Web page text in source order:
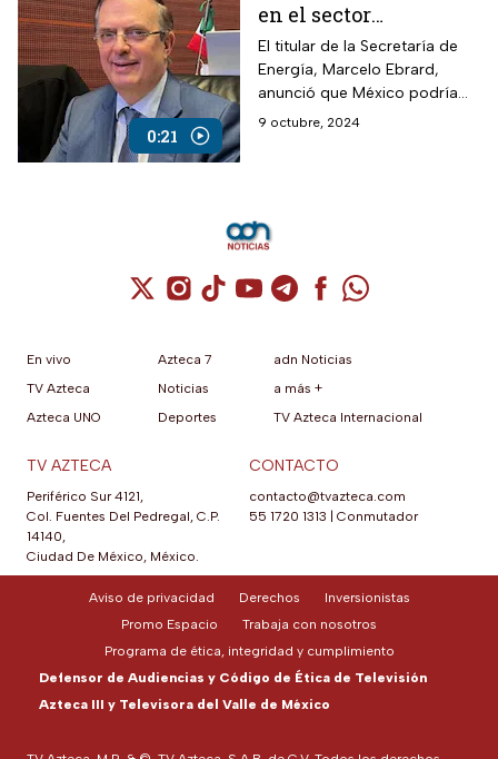
0:21
en el sector
energético? Esto dijo
Ebrard
El titular de la Secretaría de
Energía, Marcelo Ebrard,
anunció que México podría
apostar por la inversión
9 octubre, 2024
Cuenta de X / Twitter (se abre en una
Cuenta de Instagram (se abre en una
Cuenta de TikTok (se abre en
Cuenta de YouTube (se abre
Cuenta de Telegram (se
Cuenta de
Cuenta de
En vivo
TV Azteca
Azteca UNO
Azteca 7
Noticias
Deportes
adn Noticias
a más +
TV Azteca Internacional
TV AZTECA
Periférico Sur 4121,
Col. Fuentes Del Pedregal, C.P.
14140,
Ciudad De México, México.
CONTACTO
contacto@tvazteca.com
55 1720 1313
Conmutador
Aviso de privacidad Derechos
Inversionistas
Promo Espacio
Trabaja con nosotros
Programa de ética, integridad y cumplimiento
Defensor de Audiencias y Código de Ética de Televisión
Azteca III y Televisora del Valle de México